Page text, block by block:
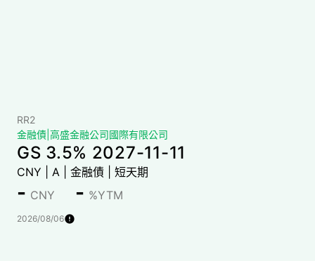
RR2
金融債 高盛金融公司國際有限公司
GS 3.5% 2027-11-11
CNY A 金融債 短天期
- CNY
2026/08/06
- %YTM